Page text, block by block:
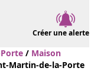
Créer une alerte
/ Maison
Martin-de-la-Porte